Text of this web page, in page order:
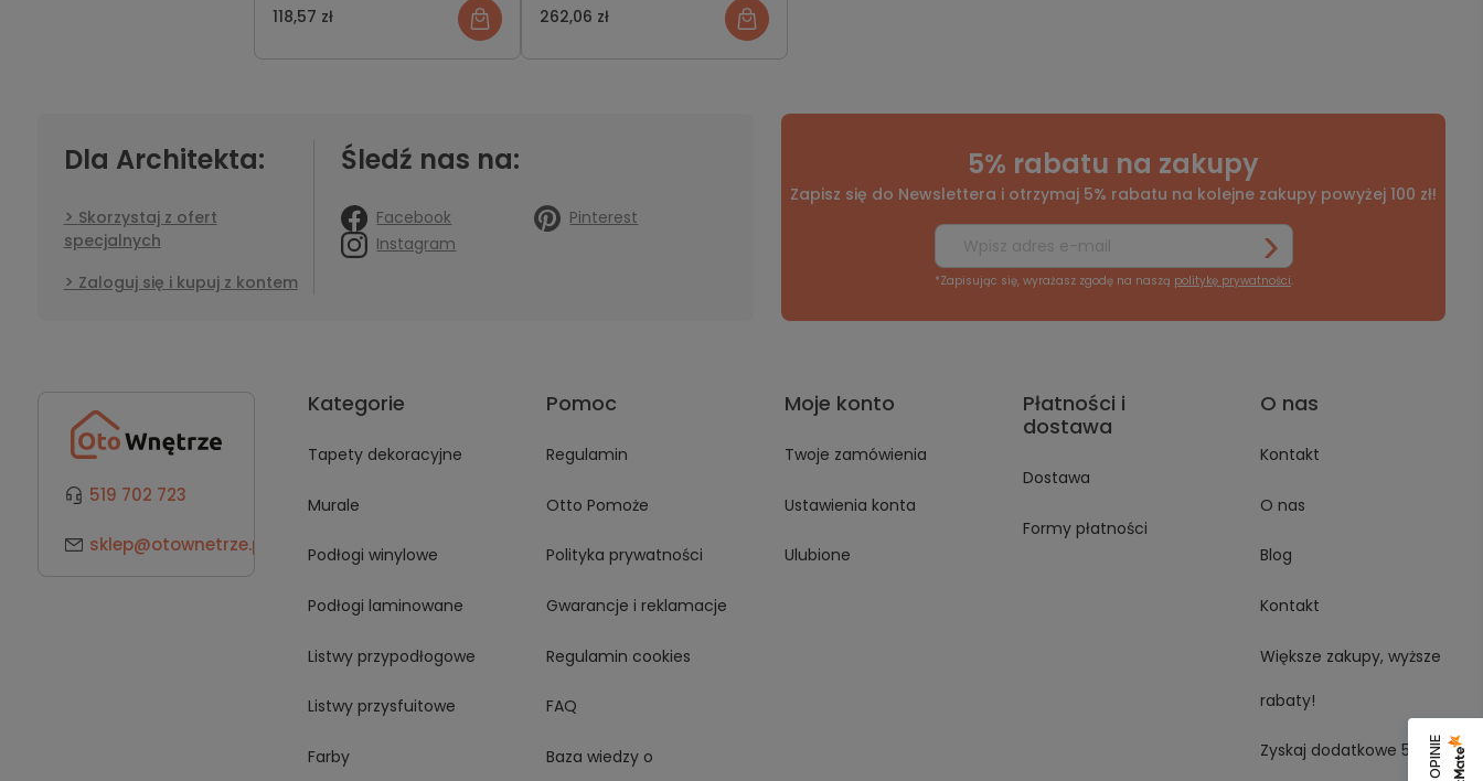
118,57 zł
262,06 zł
Dla Architekta:
Skorzystaj z ofert
specjalnych
Zaloguj się i kupuj z kontem
Śledź nas na:
Facebook
Pinterest
Instagram
5% rabatu na zakupy
Zapisz się do Newslettera i otrzymaj 5% rabatu na kolejne zakupy powyżej 100 zł!
*Zapisując się, wyrażasz zgodę na naszą politykę prywatności.
519 702 723
sklep@otownetrze.pl
Kategorie
Tapety dekoracyjne
Murale
Podłogi winylowe
Podłogi laminowane
Listwy przypodłogowe
Listwy przysfuitowe
Farby
Pomoc
Regulamin
Otto Pomoże
Polityka prywatności
Gwarancje i reklamacje
Regulamin cookies
FAQ
Baza wiedzy o
Moje konto
Twoje zamówienia
Ustawienia konta
Ulubione
Płatności i
dostawa
Dostawa
Formy płatności
O nas
Kontakt
O nas
Blog
Kontakt
Większe zakupy, wyższe
rabaty!
Zyskaj dodatkowe 5%